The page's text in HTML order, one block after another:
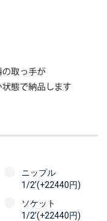
ニップル
1/2’(+22440円)
ソケット
1/2’(+22440円)